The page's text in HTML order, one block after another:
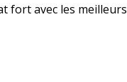
fort avec les meilleurs